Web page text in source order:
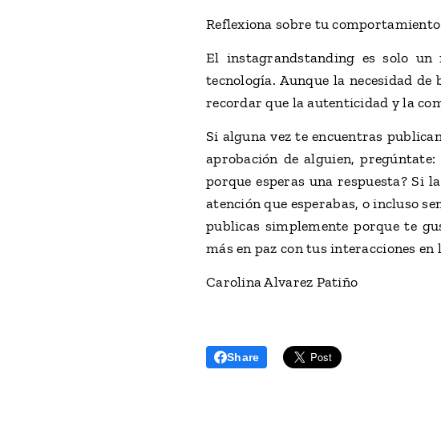
Reflexiona sobre tu comportamiento
El instagrandstanding es solo un
tecnología. Aunque la necesidad
recordar que la autenticidad y la
Si alguna vez te encuentras
aprobación de alguien,
porque esperas una respuesta? Si
atención que esperabas, o incluso
publicas simplemente porque te
más en paz con tus interacciones en
Carolina Alvarez Patiño
Share